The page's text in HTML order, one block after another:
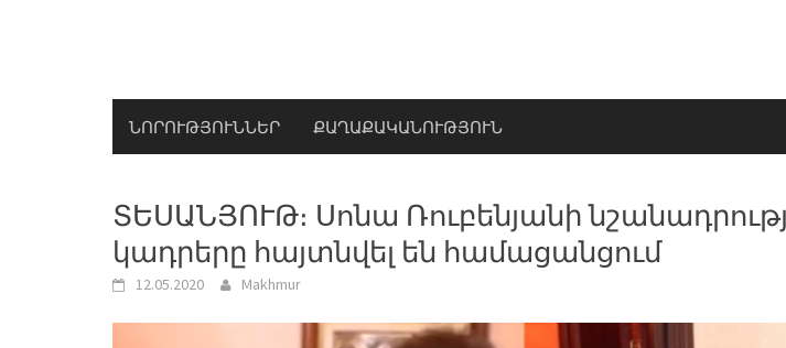
ՆՈՐՈՒԹՅՈՒՆՆԵՐ ՔԱՂԱՔԱԿԱՆՈՒԹՅՈՒՆ
ՏԵՍԱՆՅՈՒԹ։ Սոնա Ռուբենյանի
կադրերը հայտնվել են համացանցում
12.05.2020 Makhmur